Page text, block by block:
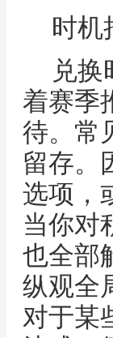
时机
兑
着赛季
待。常
留存。
选项，
当你对
也全部
纵观全
对于某